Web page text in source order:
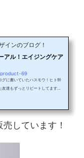
インのブログ！
アル！エイジングケア
69
グに書いていたハスモウ！ヒト幹
達もずっとリピートしてます！
、トリートメントは不要、頭皮用
だけで根元からふんわり、今回は
手触り...
しています！